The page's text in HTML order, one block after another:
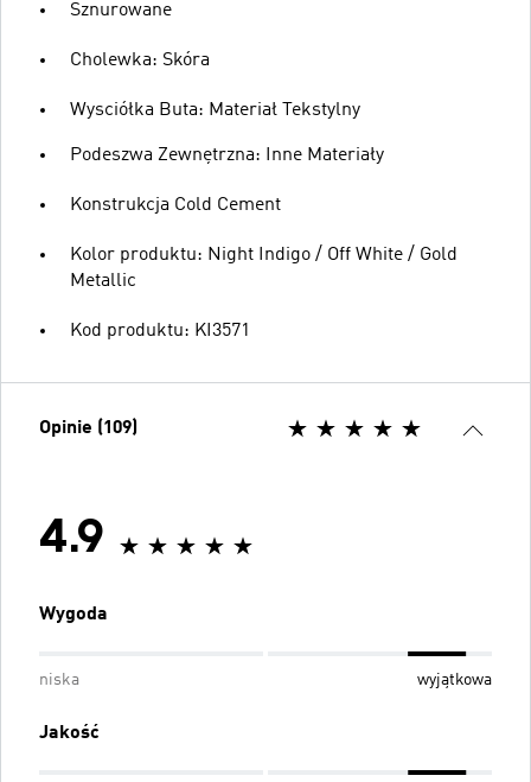
Sznurowane
Cholewka: Skóra
Wysciółka Buta: Materiał Tekstylny
Podeszwa Zewnętrzna: Inne Materiały
Konstrukcja Cold Cement
Kolor produktu: Night Indigo / Off White / Gold
Metallic
Kod produktu: KI3571
Opinie (109)
4.9
Wygoda
niska wyjątkowa
Jakość